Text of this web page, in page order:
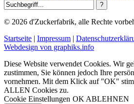
© 2026 d'Zuckerfabrik, alle Rechte
Startseite | Impressum |
Webdesign von graphiks.info
Diese Website verwendet Cookies. Wir
zustimmen, Sie können jedoch Ihre
vornehmen. Mit dem Klick auf "OK"
ALLEN Cookies zu.
Cookie Einstellungen OKABLEHNEN